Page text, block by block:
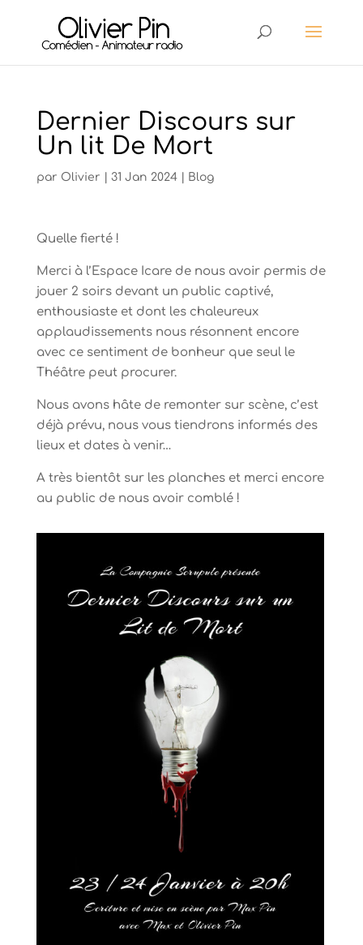
Dernier Discours sur
Un lit De Mort
par Olivier 31 Jan 2024| Blog
Quelle fierté !
Merci à l’Espace Icare de nous avoir permis de
jouer 2 soirs devant un public captivé,
enthousiaste et dont les chaleureux
applaudissements nous résonnent encore
avec ce sentiment de bonheur que seul le
Théâtre peut procurer.
Nous avons hâte de remonter sur scène, c’est
déjà prévu, nous vous tiendrons informés des
lieux et dates à venir…
A très bientôt sur les planches et merci encore
au public de nous avoir comblé !